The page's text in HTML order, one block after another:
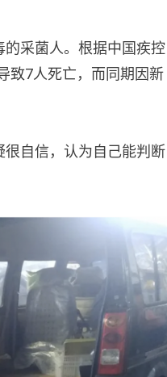
采菌人。根据中国疾控
致7人死亡，而同期因新
自信，认为自己能判断